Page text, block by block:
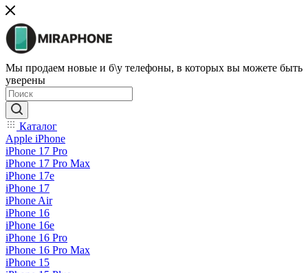
Мы продаем новые и б\у телефоны, в которых вы можете быть
уверены
Каталог
Apple iPhone
iPhone 17 Pro
iPhone 17 Pro Max
iPhone 17e
iPhone 17
iPhone Air
iPhone 16
iPhone 16e
iPhone 16 Pro
iPhone 16 Pro Max
iPhone 15